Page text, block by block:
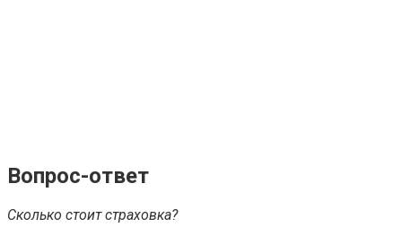
Вопрос-ответ
Сколько стоит страховка?